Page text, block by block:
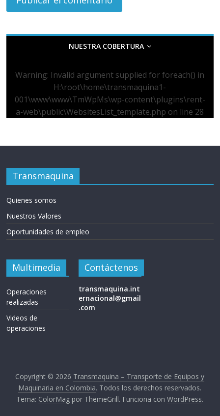
NUESTRA COBERTURA
Warning: Invalid argument supplied for foreach() in
H:\root\home\transmaquina1-
001\www\www\TmWpMs\wp-content\plugins\rent-
a-web\public\WebsitesList_template.php on line 28
Transmaquina
Quienes somos
Nuestros Valores
Oportunidades de empleo
Multimedia
Operaciones
realizadas
Videos de
operaciones
Contáctenos
transmaquina.int
ernacional@gmail
.com
Copyright © 2026 Transmaquina – Transporte de Equipos y
Maquinaria en Colombia. Todos los derechos reservados.
Tema: ColorMag por ThemeGrill. Funciona conWordPress.